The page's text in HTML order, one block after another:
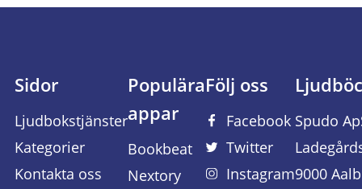
Sidor
Ljudbokstjänster
Kategorier
Kontakta oss
Populära
appar
Bookbeat
Nextory
Följ oss
Facebook
Twitter
Instagram
Spudo
9000